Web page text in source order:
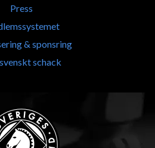
Press
& sponsring
schack